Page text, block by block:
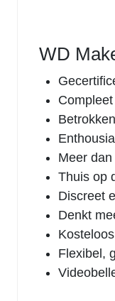
WD
Meer
Thuis op
Discreet
Denkt
Flexibel,